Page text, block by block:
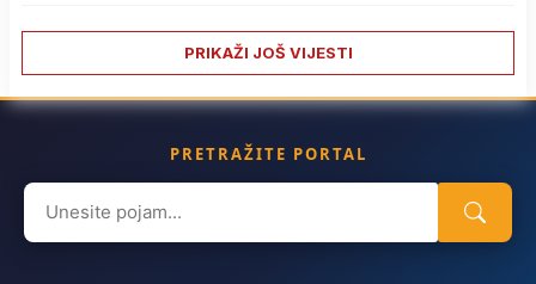
PRIKAŽI JOŠ VIJESTI
PRETRAŽITE PORTAL
Search
for: